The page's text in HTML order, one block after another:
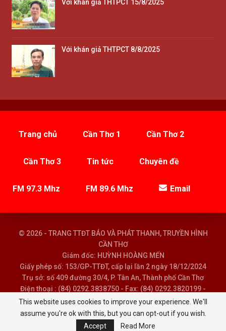
Với khán giả THTPCT 15/8/2025
Với khán giả THTPCT 8/8/2025
Trang chủ Cần Thơ 1 Cần Thơ 2
Cần Thơ 3 Tin tức Chuyên đề
FM 97.3 Mhz FM 89.6 Mhz Email
© 2026 - TRANG TTĐT BÁO VÀ PHÁT THANH, TRUYỀN HÌNH
CẦN THƠ
Giám đốc: HUỲNH HOÀNG MẾN
Giấy phép số: 153/GP-TTĐT, cấp lại lần 2 ngày 18/12/2024
Trụ sở: số 409 đường 30/4, P. Tân An, Thành phố Cần Thơ
Điện thoại : (84) 0292.3838750 - Fax: (84) 0292.3820199 -
Email : baoptth@cantho.gov.vn
This website uses cookies to improve your experience. We'll
assume you're ok with this, but you can opt-out if you wish.
Accept
Read More